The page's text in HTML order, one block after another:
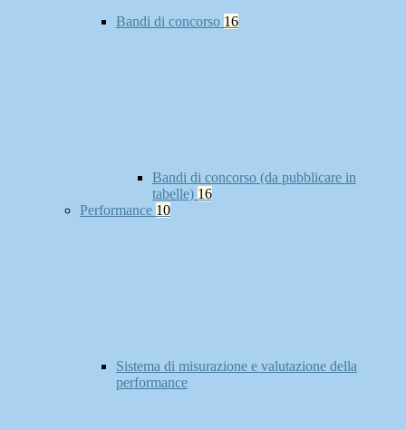
Bandi di concorso 16
Bandi di concorso (da pubblicare in
tabelle) 16
Performance 10
Sistema di misurazione e valutazione della
performance